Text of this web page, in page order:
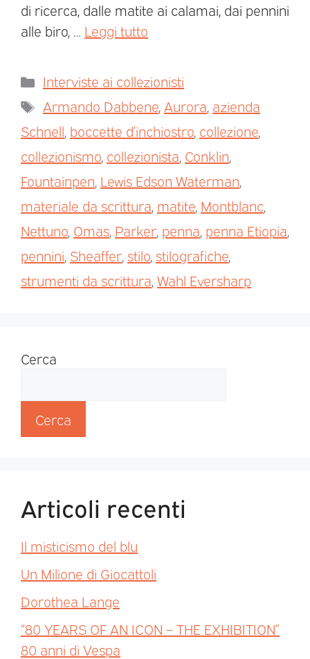
di ricerca, dalle matite ai calamai, dai pennini
alle biro, … Leggi tutto
Interviste ai collezionisti
Armando Dabbene, Aurora, azienda
Schnell, boccette d’inchiostro, collezione,
collezionismo, collezionista, Conklin,
Fountainpen, Lewis Edson Waterman,
materiale da scrittura, matite, Montblanc,
Nettuno, Omas, Parker, penna, penna Etiopia,
pennini, Sheaffer,stilo,stilografiche,
strumenti da scrittura,Wahl Eversharp
Cerca
Cerca
Articoli recenti
Il misticismo del blu
Un Milione di Giocattoli
Dorothea Lange
“80 YEARS OF AN ICON – THE EXHIBITION”
80 anni di Vespa